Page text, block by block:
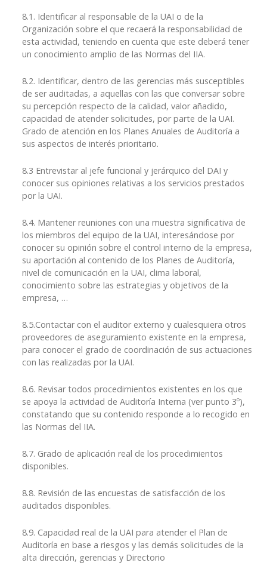
8.1. Identificar al responsable de la UAI o de la
Organización sobre el que recaerá la responsabilidad de
esta actividad, teniendo en cuenta que este deberá tener
un conocimiento amplio de las Normas del IIA.
8.2. Identificar, dentro de las gerencias más susceptibles
de ser auditadas, a aquellas con las que conversar sobre
su percepción respecto de la calidad, valor añadido,
capacidad de atender solicitudes, por parte de la UAI.
Grado de atención en los Planes Anuales de Auditoría a
sus aspectos de interés prioritario.
8.3 Entrevistar al jefe funcional y jerárquico del DAI y
conocer sus opiniones relativas a los servicios prestados
por la UAI.
8.4. Mantener reuniones con una muestra significativa de
los miembros del equipo de la UAI, interesándose por
conocer su opinión sobre el control interno de la empresa,
su aportación al contenido de los Planes de Auditoría,
nivel de comunicación en la UAI, clima laboral,
conocimiento sobre las estrategias y objetivos de la
empresa, …
8.5.Contactar con el auditor externo y cualesquiera otros
proveedores de aseguramiento existente en la empresa,
para conocer el grado de coordinación de sus actuaciones
con las realizadas por la UAI.
8.6. Revisar todos procedimientos existentes en los que
se apoya la actividad de Auditoría Interna (ver punto 3º),
constatando que su contenido responde a lo recogido en
las Normas del IIA.
8.7. Grado de aplicación real de los procedimientos
disponibles.
8.8. Revisión de las encuestas de satisfacción de los
auditados disponibles.
8.9. Capacidad real de la UAI para atender el Plan de
Auditoría en base a riesgos y las demás solicitudes de la
alta dirección, gerencias y Directorio